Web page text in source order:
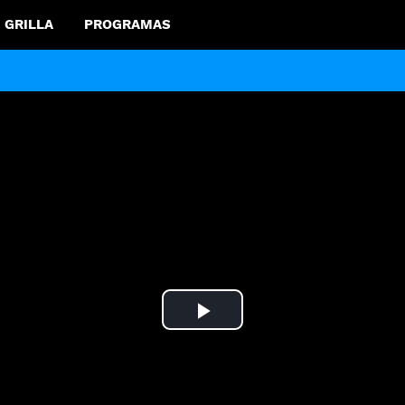
GRILLA PROGRAMAS
Play